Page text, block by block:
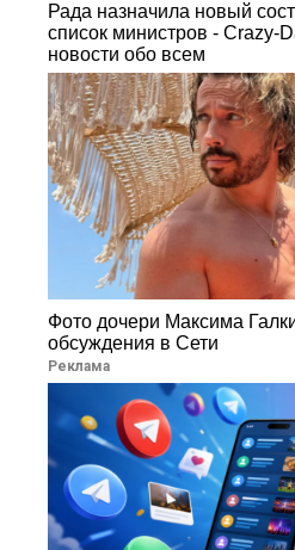
Рада назначила новый
список министров -
новости обо всем
Фото дочери Максима
обсуждения в Сети
Реклама